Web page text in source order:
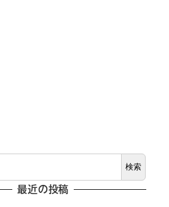
検索
最近の投稿